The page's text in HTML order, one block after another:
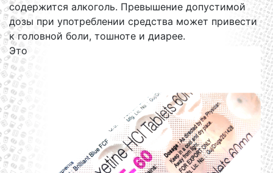
содержится алкоголь. Превышение допустимой
дозы при употреблении средства может привести
к головной боли, тошноте и диарее.
Это